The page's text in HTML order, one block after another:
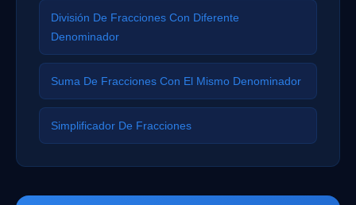
División De Fracciones Con Diferente
Denominador
Suma De Fracciones Con El Mismo Denominador
Simplificador De Fracciones